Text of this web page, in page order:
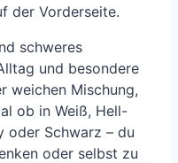
der Vorderseite.
schweres
und besondere
weichen Mischung,
ob in Weiß, Hell-
oder Schwarz – du
oder selbst zu